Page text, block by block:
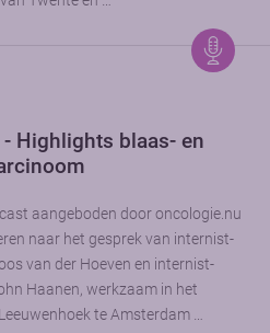
- Highlights blaas- en
aangeboden door oncologie.nu
naar het gesprek van internist-
van der Hoeven en internist-
Haanen, werkzaam in het
te Amsterdam …